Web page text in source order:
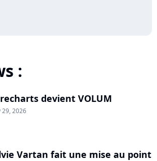
:
devient VOLUM
29, 2026
Vartan fait une mise au point